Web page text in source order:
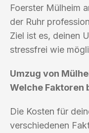
Foerster Mülheim
der Ruhr
Ziel ist es, deinen
stressfrei wie
Umzug von
Welche Faktoren
Die Kosten für
verschiedenen